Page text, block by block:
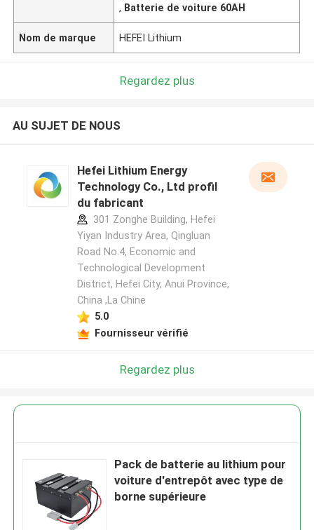
, Batterie de voiture 60AH
Nom de marque HEFEI Lithium
Regardez plus
AU SUJET DE NOUS
Hefei Lithium Energy
Technology Co., Ltd profil
du fabricant
301 Zonghe Building, Hefei
Yiyan Industry Area, Qingluan
Road No.4, Economic and
Technological Development
District, Hefei City, Anui Province,
China ,La Chine
5.0
Fournisseur vérifié
Regardez plus
Pack de batterie au lithium pour
voiture d'entrepôt avec type de
borne supérieure